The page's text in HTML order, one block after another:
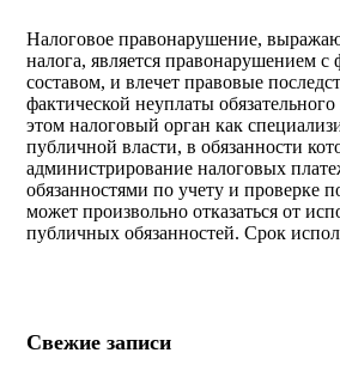
Налоговое правонарушение,
налога, является правонарушением
составом, и влечет правовые
фактической неуплаты
этом налоговый орган как
публичной власти, в обязанности
администрирование налоговых
обязанностями по учету и проверке
может произвольно отказаться от
публичных обязанностей. Срок
Свежие записи